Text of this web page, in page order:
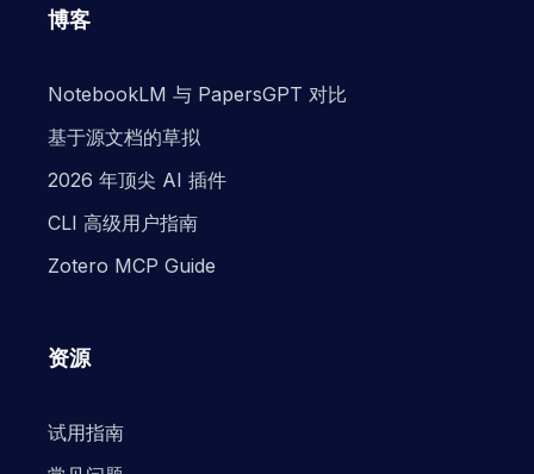
博客
NotebookLM 与 PapersGPT 对比
基于源文档的草拟
2026 年顶尖 AI 插件
CLI 高级用户指南
Zotero MCP Guide
资源
试用指南